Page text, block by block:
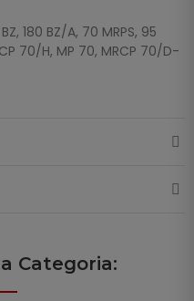
180 BZ/A, 70 MRPS, 95
70/H, MP 70, MRCP 70/D-
Categoria: